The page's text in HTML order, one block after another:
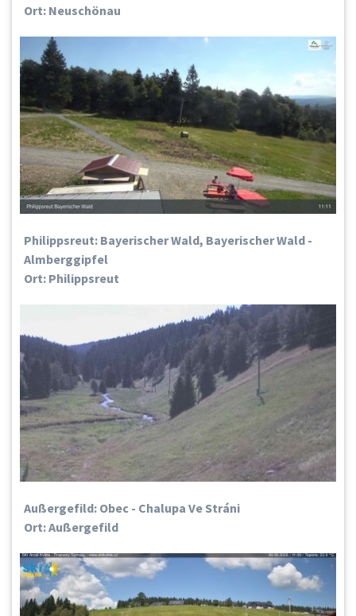
Ort: Neuschönau
Philippsreut: Bayerischer Wald, Bayerischer Wald -
Almberggipfel
Ort: Philippsreut
Außergefild: Obec - Chalupa Ve Stráni
Ort: Außergefild